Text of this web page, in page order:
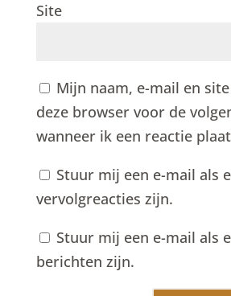
Site
Mijn naam, e-mail en
deze browser voor de
wanneer ik een reactie
Stuur mij een e-mail als
vervolgreacties zijn.
Stuur mij een e-mail als
berichten zijn.